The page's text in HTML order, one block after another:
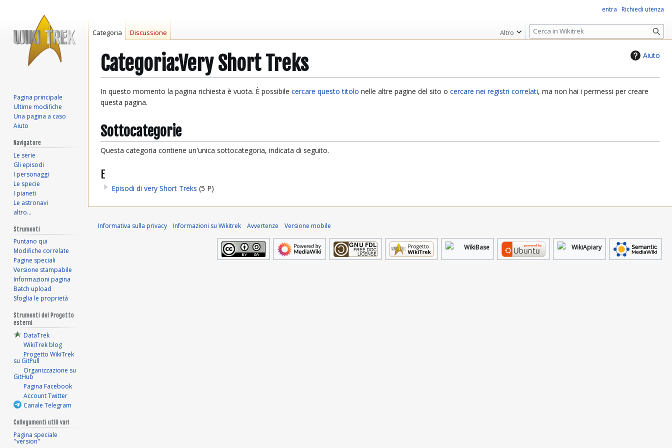
Aiuto
Categoria:Very Short Treks
Vai
alla
Vai
alla
In questo momento la pagina richiesta è vuota. È possibile cercare questo titolo nelle altre pagine del sito o cercare nei registri correlati, ma non hai i permessi per creare
questa pagina.
Sottocategorie
Questa categoria contiene un'unica sottocategoria, indicata di seguito.
E
Episodi di very Short Treks (5 P)
entra Richiedi utenza
Categoria Discussione Altro
R
i
r
c
Pagina principale
Ultime modifiche
Una pagina a caso
Aiuto
Navigatore
Le serie
Gli episodi
I personaggi
Le specie
I pianeti
Le astronavi
altro…
Strumenti
Puntano qui
Modifiche correlate
Pagine speciali
Versione stampabile
Informazioni pagina
Batch upload
Sfoglia le proprietà
Strumenti del Progetto
esterni
DataTrek
WikiTrek blog
Progetto WikiTrek
su GitPull
Organizzazione su
GitHub
Pagina Facebook
Account Twitter
Canale Telegram
Collegamenti utili vari
Pagina speciale
''version''
Informativa sulla privacy Informazioni su Wikitrek Avvertenze Versione mobile